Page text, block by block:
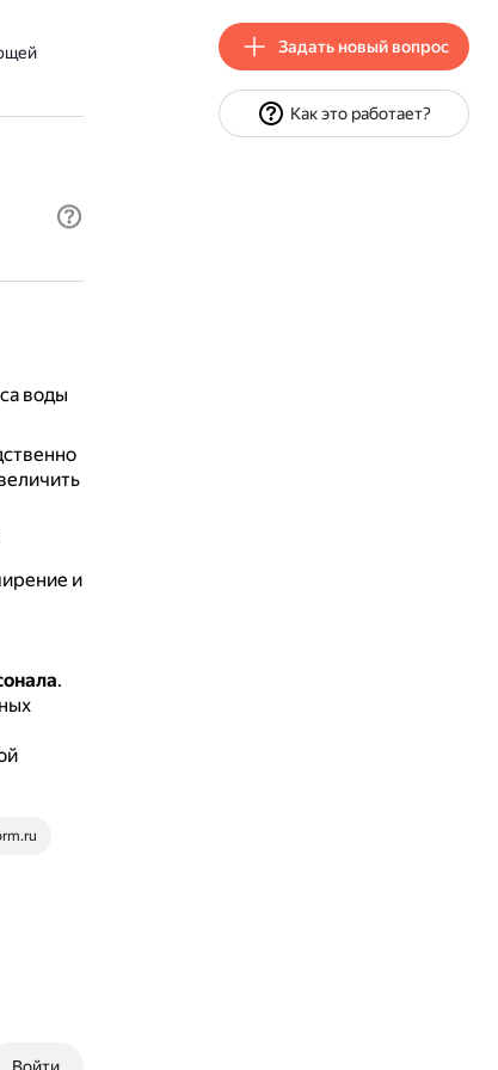
воды
и
.
Задать новый вопрос
Как это работает?